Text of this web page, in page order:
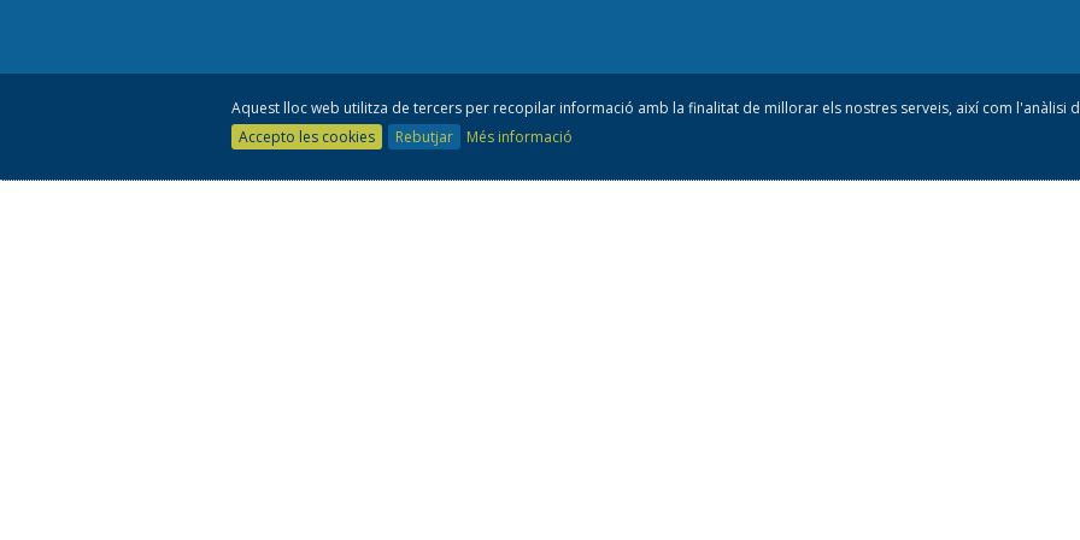
Aquest lloc web utilitza de tercers per recopilar informació amb la finalitat de millorar els nostres serveis, així com l'anàlisi
Accepto les cookies
Rebutjar Més informació